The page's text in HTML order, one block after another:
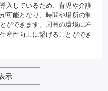
入しているため、育児や介護
可能となり、時間や場所の制
ができます。周囲の環境に左
産性向上に繋げることができ
示